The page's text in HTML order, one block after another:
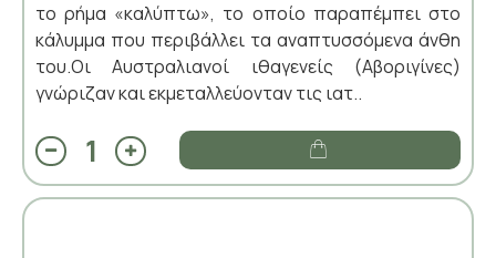
το ρήμα «καλύπτω», το οποίο παραπέμπει στο
κάλυμμα που περιβάλλει τα αναπτυσσόμενα άνθη
του.Οι Αυστραλιανοί ιθαγενείς (Αβοριγίνες)
γνώριζαν και εκμεταλλεύονταν τις ιατ..